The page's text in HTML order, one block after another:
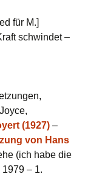
für M.]
schwindet –
(1927) –
von Hans
(ich habe die
– 1.